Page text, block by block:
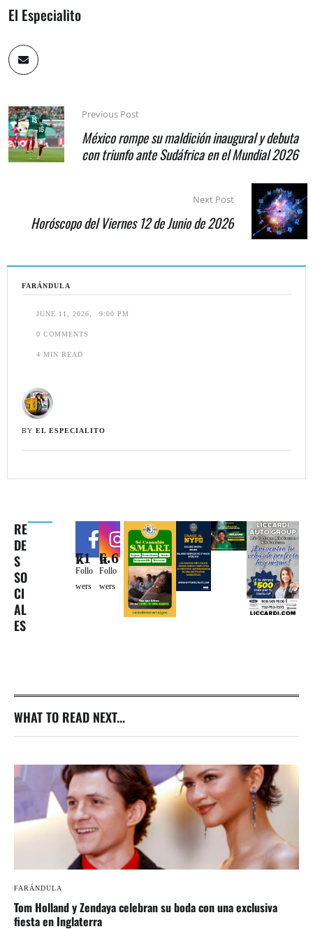
FARÁNDULA
JUNE 11, 2026 9:00 PM
0 COMMENTS
4 MIN READ
BY EL ESPECIALITO
RE
DE
S
SO
CI
AL
ES
71k
Follo
wers
6.6k
Follo
wers
El Especialito
Previous Post
México rompe su maldición inaugural y debuta
con triunfo ante Sudáfrica en el Mundial 2026
Next Post
Horóscopo del Viernes 12 de Junio de 2026
WHAT TO READ NEXT...
FARÁNDULA
Tom Holland y Zendaya celebran su boda con una exclusiva
fiesta en Inglaterra